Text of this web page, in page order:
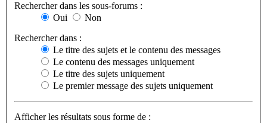
Rechercher dans les sous-forums :
Oui
Non
Rechercher dans :
Le titre des sujets et le contenu des messages
Le contenu des messages uniquement
Le titre des sujets uniquement
Le premier message des sujets uniquement
Afficher les résultats sous forme de :